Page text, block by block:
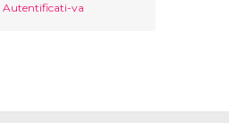
Autentificati-va